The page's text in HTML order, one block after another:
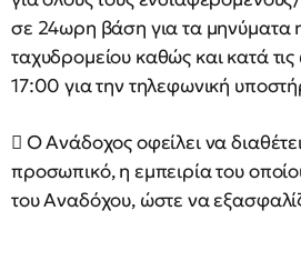
σε 24ωρη βάση για τα μηνύματα
ταχυδρομείου καθώς και κατά
17:00 για την τηλεφωνική
 Ο Ανάδοχος οφείλει να
προσωπικό, η εμπειρία του
του Αναδόχου, ώστε να